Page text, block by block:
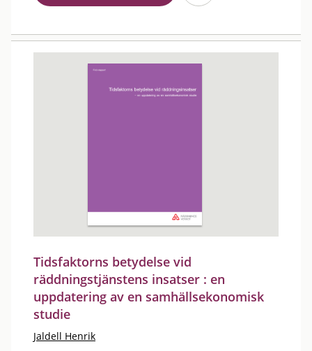
Tidsfaktorns betydelse vid
räddningstjänstens insatser : en
uppdatering av en samhällsekonomisk
studie
Jaldell Henrik